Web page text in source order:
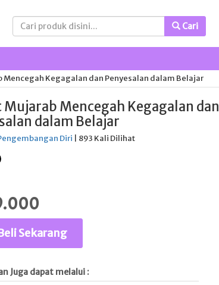
Cari
Mencegah Kegagalan dan Penyesalan dalam Belajar
Mujarab Mencegah Kegagalan dan
dalam Belajar
Diri | 893 Kali Dilihat
Sekarang
Juga dapat melalui :